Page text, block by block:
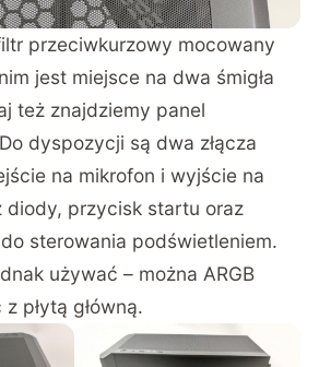
przeciwkurzowy mocowany
jest miejsce na dwa śmigła
też znajdziemy panel
dyspozycji są dwa złącza
na mikrofon i wyjście na
diody, przycisk startu oraz
sterowania podświetleniem.
używać – można ARGB
płytą główną.